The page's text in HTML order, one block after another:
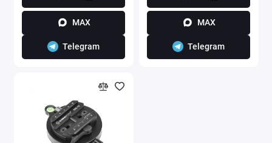
MAX
Telegram
MAX
Telegram